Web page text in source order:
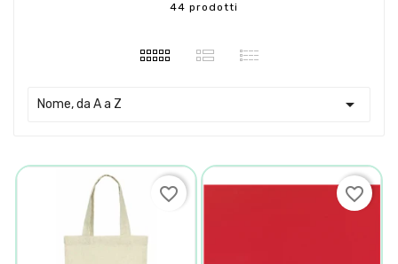
44 prodotti
Nome, da A a Z 
favorite_border favorite_border